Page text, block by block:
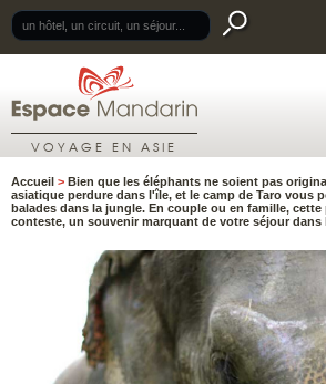
VOYAGE EN ASIE
Accueil > Bien que les éléphants ne soient pas
asiatique perdure dans l'île, et le camp de Taro vous
balades dans la jungle. En couple ou en famille, cette
conteste, un souvenir marquant de votre séjour dans